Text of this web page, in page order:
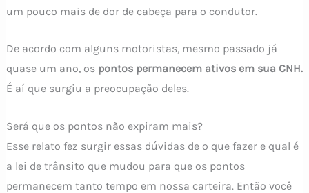
um pouco mais de dor de cabeça para o condutor.
De acordo com alguns motoristas, mesmo passado já
quase um ano, os pontos permanecem ativos em sua CNH.
É aí que surgiu a preocupação deles.
Será que os pontos não expiram mais?
Esse relato fez surgir essas dúvidas de o que fazer e qual é
a lei de trânsito que mudou para que os pontos
permanecem tanto tempo em nossa carteira. Então você